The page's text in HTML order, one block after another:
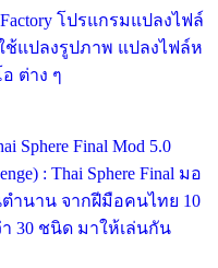
โปรแกรมแปลงไฟล์
ช้แปลงรูปภาพ แปลงไฟล์ห
ต่าง ๆ
Sphere Final Mod 5.0
: Thai Sphere Final มอ
ตำนาน จากฝีมือคนไทย 10
30 ชนิด มาให้เล่นกัน